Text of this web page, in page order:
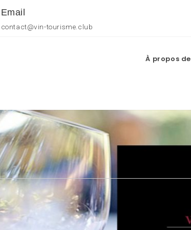
Email
contact@vin-tourisme.club
À propos de